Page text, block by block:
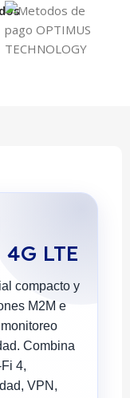
LTE
compacto y
M2M e
Combina
4,
VPN,